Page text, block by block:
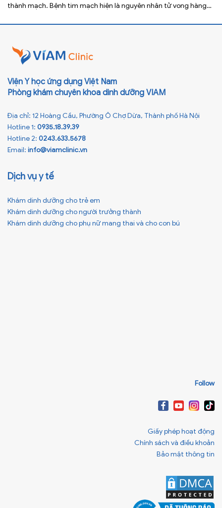
thành mạch. Bệnh tim mạch hiện là nguyên nhân tử vong hàng
Viện Y học ứng dụng Việt Nam
Phòng khám chuyên khoa dinh dưỡng VIAM
Địa chỉ: 12 Hoàng Cầu, Phường Ô Chợ Dừa, Thành phố Hà Nội
Hotline 1: 0935.18.39.39
Hotline 2: 0243.633.5678
Email: info@viamclinic.vn
Dịch vụ y tế
Khám dinh dưỡng cho trẻ em
Khám dinh dưỡng cho người trưởng thành
Khám dinh dưỡng cho phụ nữ mang thai và cho con bú
Follow
Giấy phép hoạt động
Chính sách và điều khoản
Bảo mật thông tin